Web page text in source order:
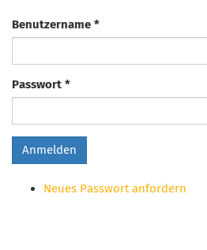
Benutzername *
Passwort *
Anmelden
Neues Passwort anfordern